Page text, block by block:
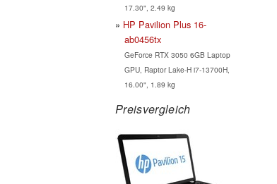
17.30", 2.49 kg
HP Pavilion Plus 16-
ab0456tx
GeForce RTX 3050 6GB Laptop
GPU, Raptor Lake-H i7-13700H,
16.00", 1.89 kg
Preisvergleich